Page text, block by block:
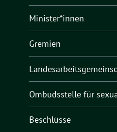
Minister*innen
Gremien
Ombudsstelle für
Beschlüsse